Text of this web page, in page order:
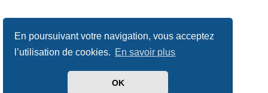
En poursuivant votre navigation, vous acceptez
l’utilisation de cookies. En savoir plus
OK